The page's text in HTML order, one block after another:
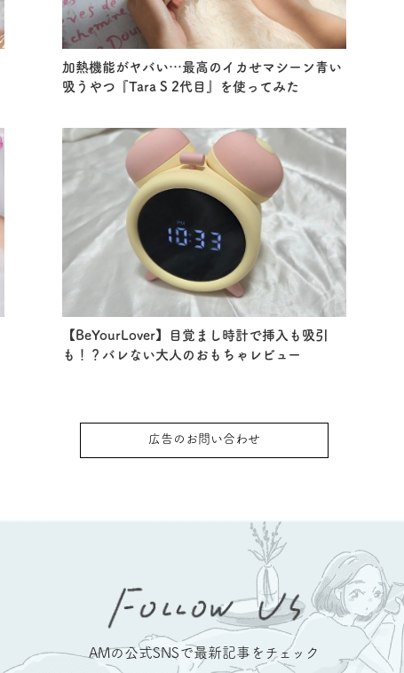
加熱機能がヤバい…最高のイカせマシーン青い
吸うやつ『Tara S 2代目』を使ってみた
【BeYourLover】目覚まし時計で挿入も吸引
も！？バレない大人のおもちゃレビュー
広告のお問い合わせ
AMの公式SNSで最新記事をチェック